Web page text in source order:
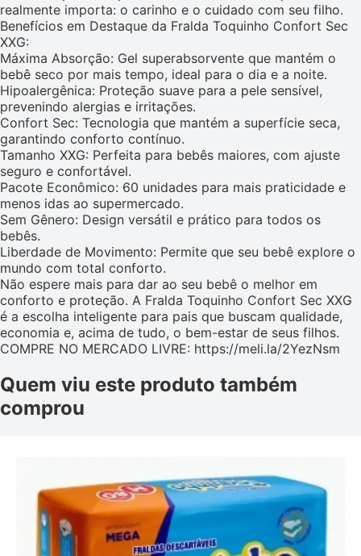
realmente importa: o carinho e o cuidado com seu filho.
Benefícios em Destaque da Fralda Toquinho Confort Sec
XXG:
Máxima Absorção: Gel superabsorvente que mantém o
bebê seco por mais tempo, ideal para o dia e a noite.
Hipoalergênica: Proteção suave para a pele sensível,
prevenindo alergias e irritações.
Confort Sec: Tecnologia que mantém a superfície seca,
garantindo conforto contínuo.
Tamanho XXG: Perfeita para bebês maiores, com ajuste
seguro e confortável.
Pacote Econômico: 60 unidades para mais praticidade e
menos idas ao supermercado.
Sem Gênero: Design versátil e prático para todos os
bebês.
Liberdade de Movimento: Permite que seu bebê explore o
mundo com total conforto.
Não espere mais para dar ao seu bebê o melhor em
conforto e proteção. A Fralda Toquinho Confort Sec XXG
é a escolha inteligente para pais que buscam qualidade,
economia e, acima de tudo, o bem-estar de seus filhos.
COMPRE NO MERCADO LIVRE: https://meli.la/2YezNsm
Quem viu este produto também
comprou